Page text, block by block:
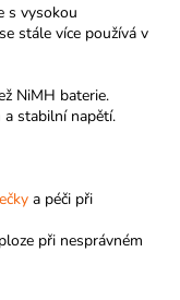
s vysokou
stále více používá v
NiMH baterie.
stabilní napětí.
a péči při
při nesprávném